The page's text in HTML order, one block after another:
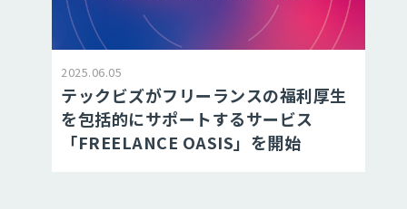
2025.06.05
テックビズがフリーランスの福利厚生
を包括的にサポートするサービス
「FREELANCE OASIS」を開始